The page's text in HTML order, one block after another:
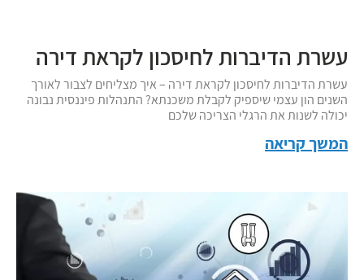
עשרת הדיברות לחיסכון לקראת דירה
עשרת הדיברות לחיסכון לקראת דירה – איך מצליחים לצבור לאורך
השנים הון עצמי שיספיק לקבלת משכנתא? התנהלות פיננסית נבונה
יכולה לשנות את הרגלי הצריכה שלכם
המשך קריאה